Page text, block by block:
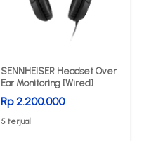
SENNHEISER Headset Over
Ear Monitoring [Wired]
Rp 2.200.000
5 terjual